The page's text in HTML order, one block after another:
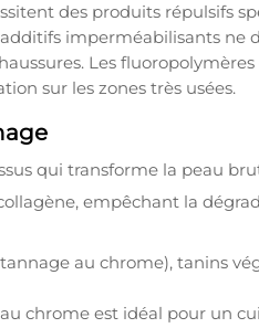
des produits répulsifs
additifs imperméabilisants ne
Les
sur les zones très usées.
qui transforme la peau
empêchant la
au chrome), tanins
chrome est idéal pour un